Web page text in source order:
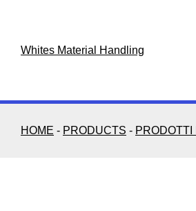
Whites Material Handling
HOME - PRODUCTS - PRODOTTI